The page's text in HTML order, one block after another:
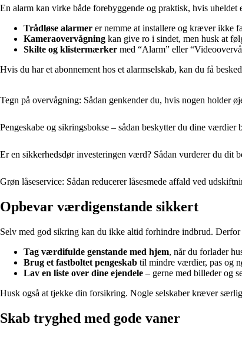
En alarm kan virke både forebyggende og praktisk, hvis
Trådløse alarmer er nemme at installere og kræver ikke
Kameraovervågning kan give ro i sindet, men husk at
Skilte og klistermærker med “Alarm” eller
Hvis du har et abonnement hos et alarmselskab, kan du få
Tegn på overvågning: Sådan genkender du, hvis nogen holder
Pengeskabe og sikringsbokse – sådan beskytter du dine værdier
Er en sikkerhedsdør investeringen værd? Sådan vurderer du dit
Grøn låseservice: Sådan reducerer låsesmede affald ved
Opbevar værdigenstande sikkert
Selv med god sikring kan du ikke altid forhindre indbrud.
Tag værdifulde genstande med hjem, når du forlader
Brug et fastboltet pengeskab til mindre værdier, pas og
Lav en liste over dine ejendele – gerne med billeder og
Husk også at tjekke din forsikring. Nogle selskaber kræver
Skab tryghed med gode vaner